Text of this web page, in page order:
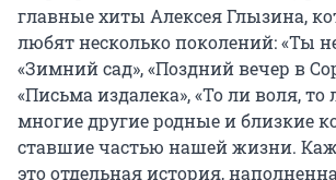
главные хиты Алексея Глызина,
любят несколько поколений: «Ты
«Зимний сад», «Поздний вечер в
«Письма издалека», «То ли воля, то
многие другие родные и близкие
ставшие частью нашей жизни.
это отдельная история,